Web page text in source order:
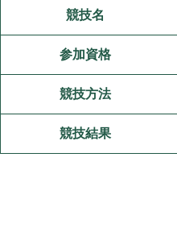
競技名
参加資格
競技方法
競技結果